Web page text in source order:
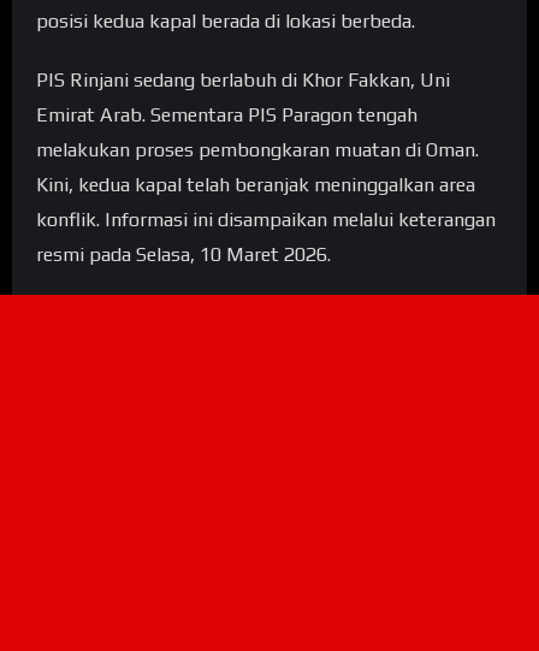
posisi kedua kapal berada di lokasi berbeda.
PIS Rinjani sedang berlabuh di Khor Fakkan, Uni
Emirat Arab. Sementara PIS Paragon tengah
melakukan proses pembongkaran muatan di Oman.
Kini, kedua kapal telah beranjak meninggalkan area
konflik. Informasi ini disampaikan melalui keterangan
resmi pada Selasa, 10 Maret 2026.